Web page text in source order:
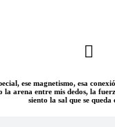
ese magnetismo, esa
la arena entre mis dedos, la
siento la sal que se